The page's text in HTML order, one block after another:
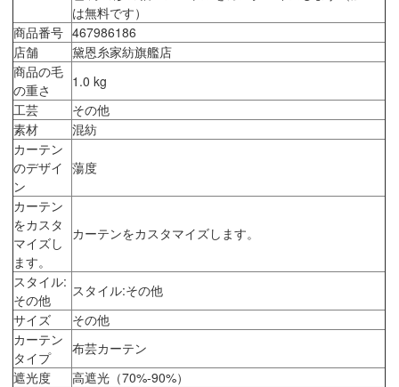
は無料です）
商品番号 467986186
店舗
黛恩糸家紡旗艦店
商品の毛
の重さ
1.0 kg
工芸
その他
素材
混紡
カーテン
のデザイ
ン
蕩度
カーテン
をカスタ
マイズし
ます。
カーテンをカスタマイズします。
スタイル:
その他
スタイル:その他
サイズ
その他
カーテン
タイプ
布芸カーテン
遮光度
高遮光（70%-90%）